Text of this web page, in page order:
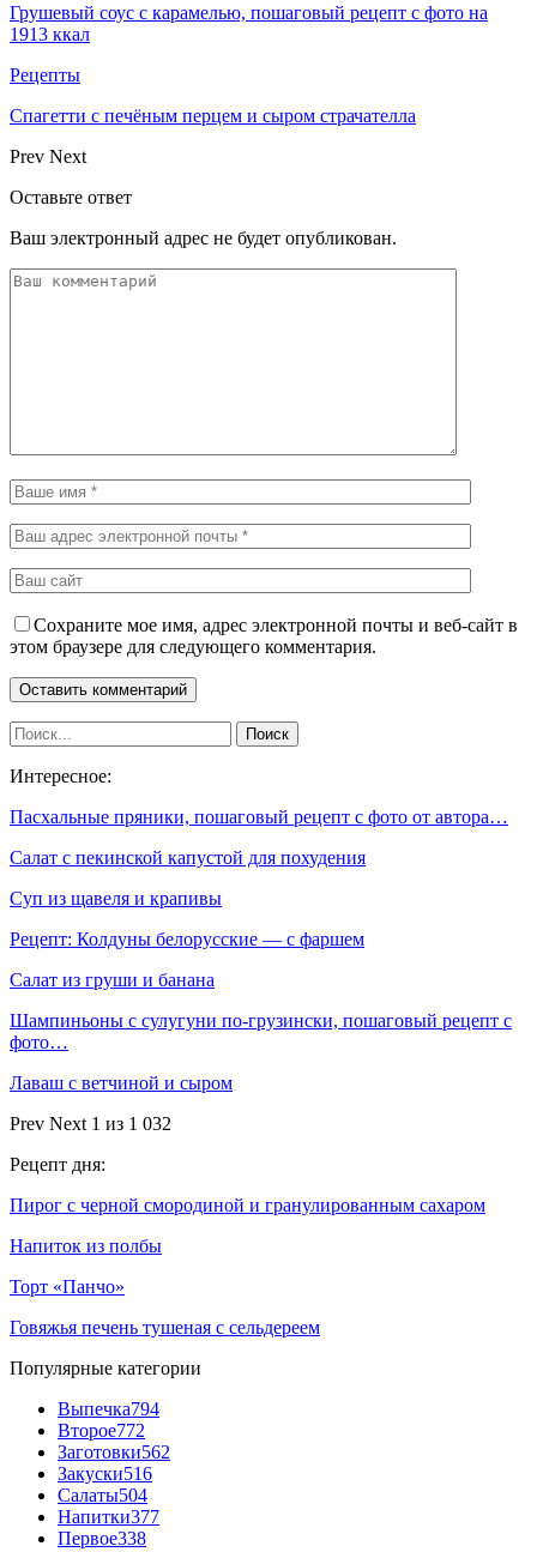
Грушевый соус с карамелью, пошаговый рецепт с фото на
1913 ккал
Рецепты
Спагетти с печёным перцем и сыром страчателла
Prev Next
Оставьте ответ
Ваш электронный адрес не будет опубликован.
Сохраните мое имя, адрес электронной почты и веб-сайт в
этом браузере для следующего комментария.
Интересное:
Пасхальные пряники, пошаговый рецепт с фото от автора…
Салат с пекинской капустой для похудения
Суп из щавеля и крапивы
Рецепт: Колдуны белорусские — с фаршем
Салат из груши и банана
Шампиньоны с сулугуни по-грузински, пошаговый рецепт с
фото…
Лаваш с ветчиной и сыром
Prev Next 1 из 1 032
Рецепт дня:
Пирог с черной смородиной и гранулированным сахаром
Напиток из полбы
Торт «Панчо»
Говяжья печень тушеная с сельдереем
Популярные категории
Выпечка794
Второе772
Заготовки562
Закуски516
Салаты504
Напитки377
Первое338